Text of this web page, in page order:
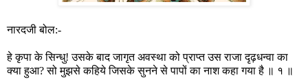
नारदजी बोल:-
हे कृपा के सिन्धु! उसके बाद जागृत अवस्था को प्राप्त उस राजा दृढ़धन्वा का
क्या हुआ? सो मुझसे कहिये जिसके सुनने से पापों का नाश कहा गया है ॥ १ ॥